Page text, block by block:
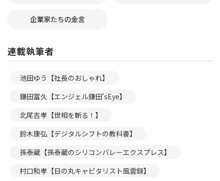
企業家たちの金言
連載執筆者
池田ゆう【社長のおしゃれ】
鎌田富久【エンジェル鎌田’sEye】
北尾吉孝【世相を斬る！】
鈴木康弘【デジタルシフトの教科書】
孫泰蔵【孫泰蔵のシリコンバレーエクスプレス】
村口和孝【日の丸キャピタリスト風雲録】